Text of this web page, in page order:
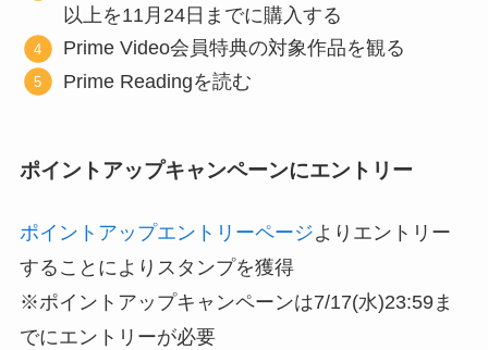
以上を11月24日までに購入する
Prime Video会員特典の対象作品を観る
Prime Readingを読む
ポイントアップキャンペーンにエントリー
ポイントアップエントリーページよりエントリー
することによりスタンプを獲得
※ポイントアップキャンペーンは7/17(水)23:59ま
でにエントリーが必要